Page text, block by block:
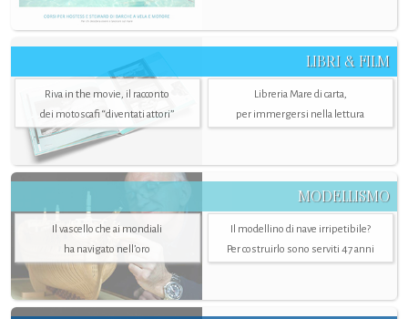
LIBRI & FILM
Riva in the movie, il racconto
dei motoscafi “diventati attori”
Libreria Mare di carta,
per immergersi nella lettura
MODELLISMO
Il vascello che ai mondiali
ha navigato nell’oro
Il modellino di nave irripetibile?
Per costruirlo sono serviti 47 anni